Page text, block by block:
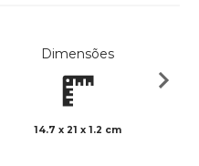
Dimensões
14.7 x 21 x 1.2 cm